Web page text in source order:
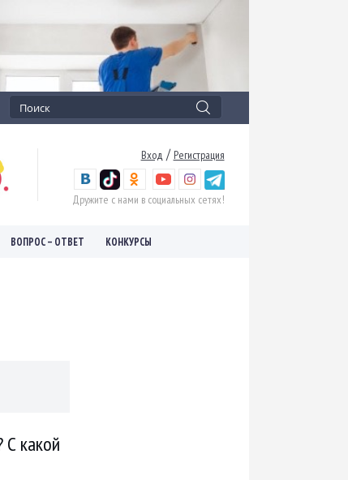
Вход / Регистрация
Дружите с нами в социальных сетях!
ВОПРОС – ОТВЕТ КОНКУРСЫ
С какой